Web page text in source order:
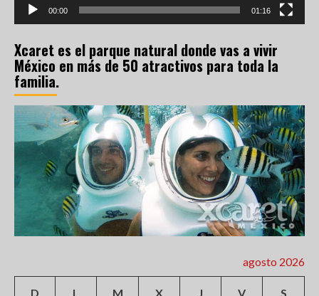
00:00 01:16
Xcaret es el parque natural donde vas a vivir
México en más de 50 atractivos para toda la
familia.
agosto 2026
D L M X J V S